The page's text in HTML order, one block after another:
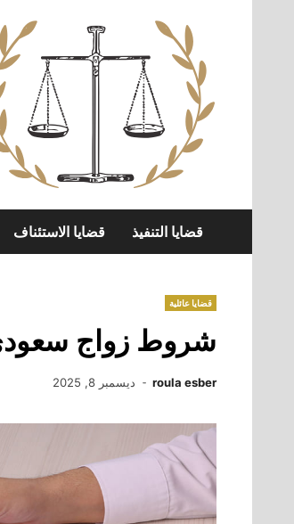
قضايا التنفيذ قضايا الاستئناف
قضايا عائلية
شروط زواج سعودي
roula esber ديسمبر 8, 2025